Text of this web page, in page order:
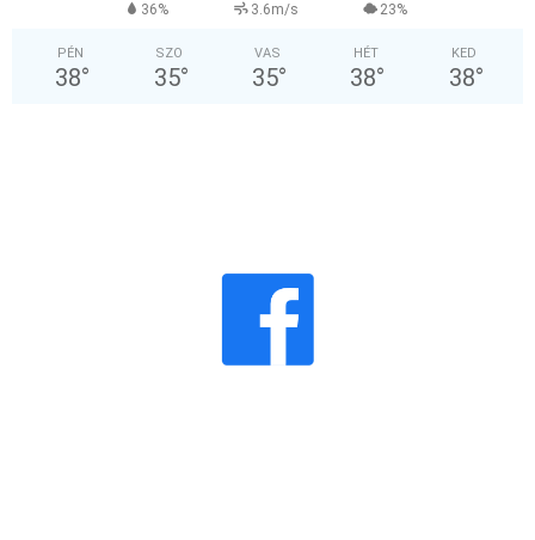
36% 3.6m/s 23%
PÉN
38°
SZO
35°
VAS
35°
HÉT
38°
KED
38°